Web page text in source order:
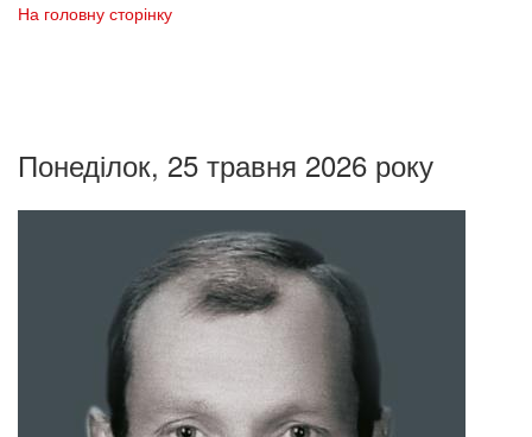
На головну сторінку
Понеділок, 25 травня 2026 року